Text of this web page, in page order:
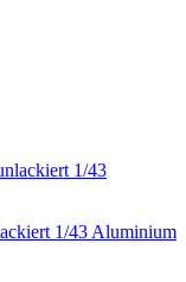
1/43 Aluminium